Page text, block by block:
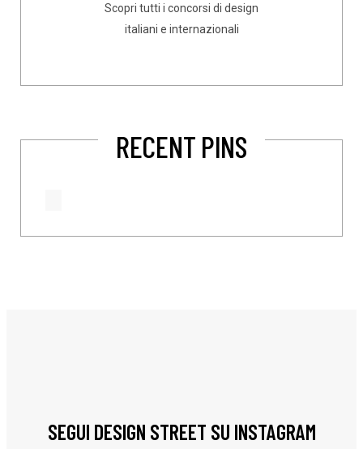
Scopri tutti i concorsi di design
italiani e internazionali
RECENT PINS
SEGUI DESIGN STREET SU INSTAGRAM